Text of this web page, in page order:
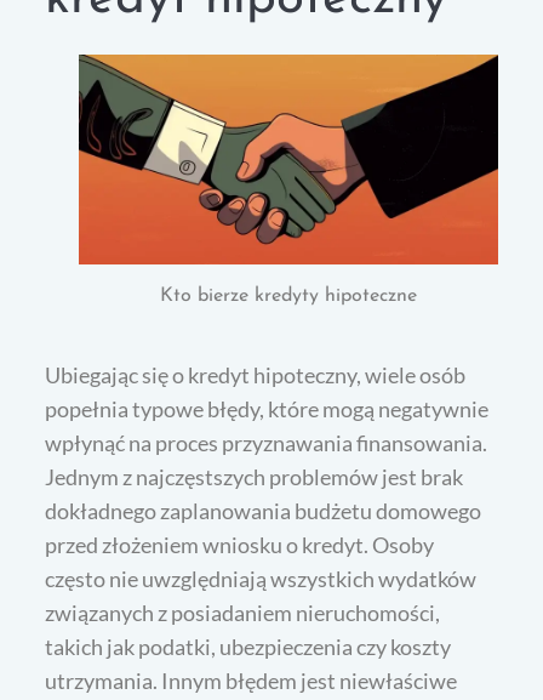
Kto bierze kredyty hipoteczne
Ubiegając się o kredyt hipoteczny, wiele osób
popełnia typowe błędy, które mogą negatywnie
wpłynąć na proces przyznawania finansowania.
Jednym z najczęstszych problemów jest brak
dokładnego zaplanowania budżetu domowego
przed złożeniem wniosku o kredyt. Osoby
często nie uwzględniają wszystkich wydatków
związanych z posiadaniem nieruchomości,
takich jak podatki, ubezpieczenia czy koszty
utrzymania. Innym błędem jest niewłaściwe